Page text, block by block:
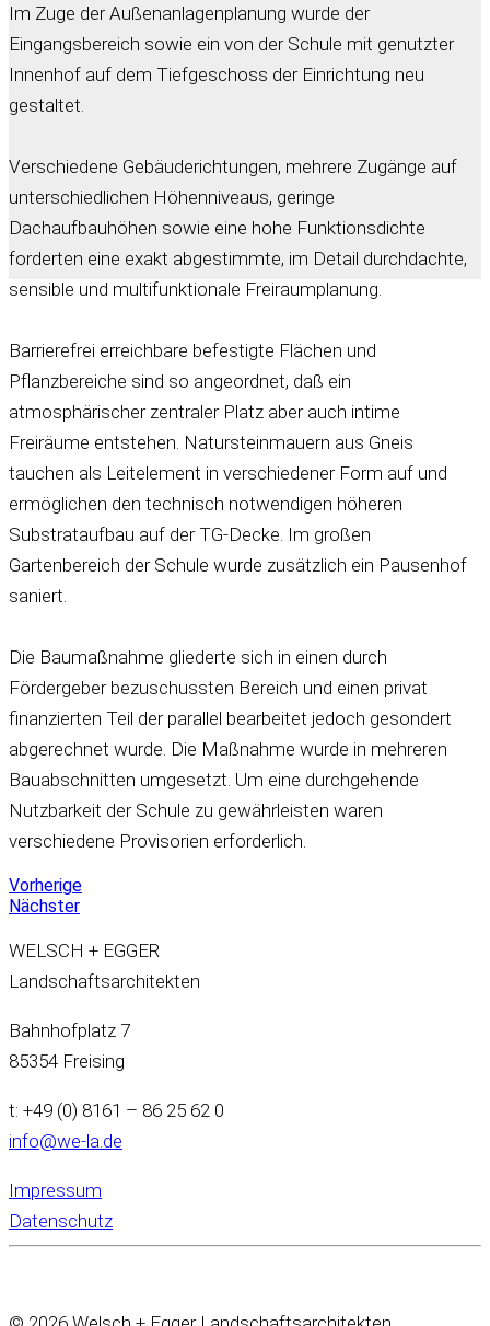
Im Zuge der Außenanlagenplanung wurde der
Eingangsbereich sowie ein von der Schule mit genutzter
Innenhof auf dem Tiefgeschoss der Einrichtung neu
gestaltet.
Verschiedene Gebäuderichtungen, mehrere Zugänge auf
unterschiedlichen Höhenniveaus, geringe
Dachaufbauhöhen sowie eine hohe Funktionsdichte
forderten eine exakt abgestimmte, im Detail durchdachte,
sensible und multifunktionale Freiraumplanung.
Barrierefrei erreichbare befestigte Flächen und
Pflanzbereiche sind so angeordnet, daß ein
atmosphärischer zentraler Platz aber auch intime
Freiräume entstehen. Natursteinmauern aus Gneis
tauchen als Leitelement in verschiedener Form auf und
ermöglichen den technisch notwendigen höheren
Substrataufbau auf der TG-Decke. Im großen
Gartenbereich der Schule wurde zusätzlich ein Pausenhof
saniert.
Die Baumaßnahme gliederte sich in einen durch
Fördergeber bezuschussten Bereich und einen privat
finanzierten Teil der parallel bearbeitet jedoch gesondert
abgerechnet wurde. Die Maßnahme wurde in mehreren
Bauabschnitten umgesetzt. Um eine durchgehende
Nutzbarkeit der Schule zu gewährleisten waren
verschiedene Provisorien erforderlich.
Vorherige
Nächster
WELSCH + EGGER
Landschaftsarchitekten
Bahnhofplatz 7
85354 Freising
t: +49 (0) 8161 – 86 25 62 0
info@we-la.de
Impressum
Datenschutz